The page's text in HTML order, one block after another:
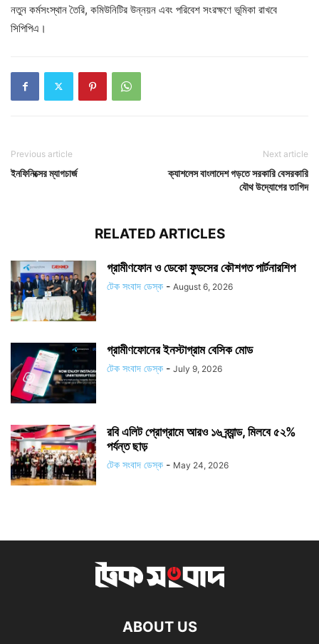
নতুন কর্মসংস্থান তৈরি, কমিউনিটির উন্নয়ন এবং পরিবেশ সংরক্ষণে ভূমিকা রাখবে
সিপিপিএ।
Previous article
ইনফিনিক্সের ম্যাগচার্জ
Next article
ক্যাশলেস বাংলাদেশ গড়তে সরকারি বেসরকারি
যৌথ উদ্যোগের তাগিদ
RELATED ARTICLES
গ্রামীণফোন ও ডেকো ফুডসের কৌশগত পার্টনারশিপ
টেক সংবাদ ডেস্ক - August 6, 2026
গ্রামীণফোনের ইনস্টাগ্রাম বেসিক মোড
টেক সংবাদ ডেস্ক - July 9, 2026
রবি এলিট প্রোগ্রামে আরও ১৬ ব্র্যান্ড, মিলবে ৫২%
পর্যন্ত ছাড়
টেক সংবাদ ডেস্ক - May 24, 2026
ABOUT US